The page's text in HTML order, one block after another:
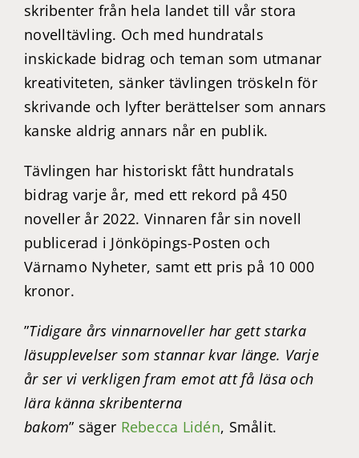
skribenter från hela landet till vår stora
novelltävling. Och med hundratals
inskickade bidrag och teman som utmanar
kreativiteten, sänker tävlingen tröskeln för
skrivande och lyfter berättelser som annars
kanske aldrig annars når en publik.
Tävlingen har historiskt fått hundratals
bidrag varje år, med ett rekord på 450
noveller år 2022. Vinnaren får sin novell
publicerad i Jönköpings-Posten och
Värnamo Nyheter, samt ett pris på 10 000
kronor.
”Tidigare års vinnarnoveller har gett starka
läsupplevelser som stannar kvar länge. Varje
år ser vi verkligen fram emot att få läsa och
lära känna skribenterna
bakom” säger Rebecca Lidén, Smålit.